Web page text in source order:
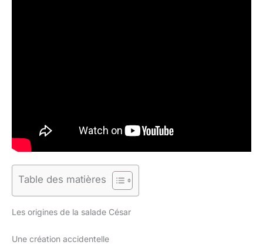
Table des matières
Les origines de la salade César
Une création accidentelle